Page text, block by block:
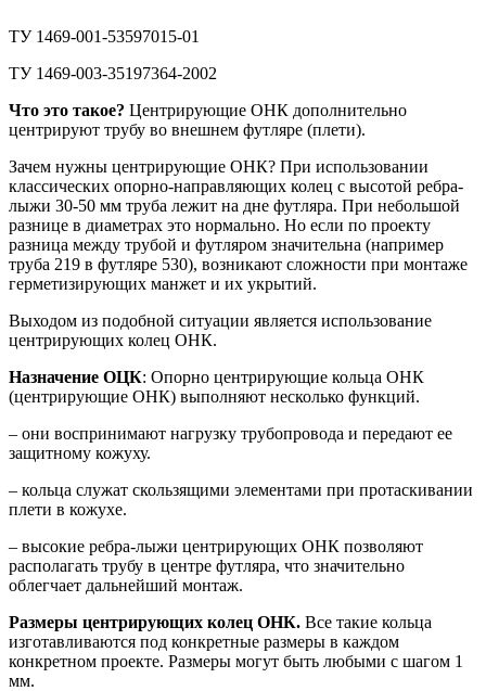
ТУ 1469-001-53597015-01
ТУ 1469-003-35197364-2002
Что это такое? Центрирующие ОНК дополнительно
центрируют трубу во внешнем футляре (плети).
Зачем нужны центрирующие ОНК? При использовании
классических опорно-направляющих колец с высотой ребра-
лыжи 30-50 мм труба лежит на дне футляра. При небольшой
разнице в диаметрах это нормально. Но если по проекту
разница между трубой и футляром значительна (например
труба 219 в футляре 530), возникают сложности при монтаже
герметизирующих манжет и их укрытий.
Выходом из подобной ситуации является использование
центрирующих колец ОНК.
Назначение ОЦК: Опорно центрирующие кольца ОНК
(центрирующие ОНК) выполняют несколько функций.
– они воспринимают нагрузку трубопровода и передают ее
защитному кожуху.
– кольца служат скользящими элементами при протаскивании
плети в кожухе.
– высокие ребра-лыжи центрирующих ОНК позволяют
располагать трубу в центре футляра, что значительно
облегчает дальнейший монтаж.
Размеры центрирующих колец ОНК. Все такие кольца
изготавливаются под конкретные размеры в каждом
конкретном проекте. Размеры могут быть любыми с шагом 1
мм.